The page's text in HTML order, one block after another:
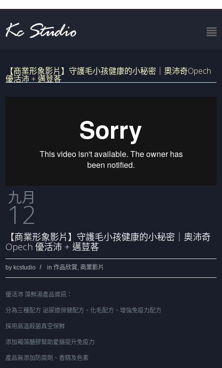
【商業形象影片】守護毛小孩健康的小秘密｜奧沛奇Opech
優活沛 + 邁荳茖
九月
12
【商業形象影片】守護毛小孩健康的小秘密｜奧沛奇
Opech 優活沛 + 邁荳茖
by kcstudio in作品欣賞, 商業影片
優活沛 藻鮮湯產品資訊：
分為三種配方 泌尿道保健配方、化毛配方、增強免疫力配方
採用高溫殺菌真空保鮮
添加褐藻醣膠幫助愛貓提升免疫力
產品無添加防腐劑、香精及色素